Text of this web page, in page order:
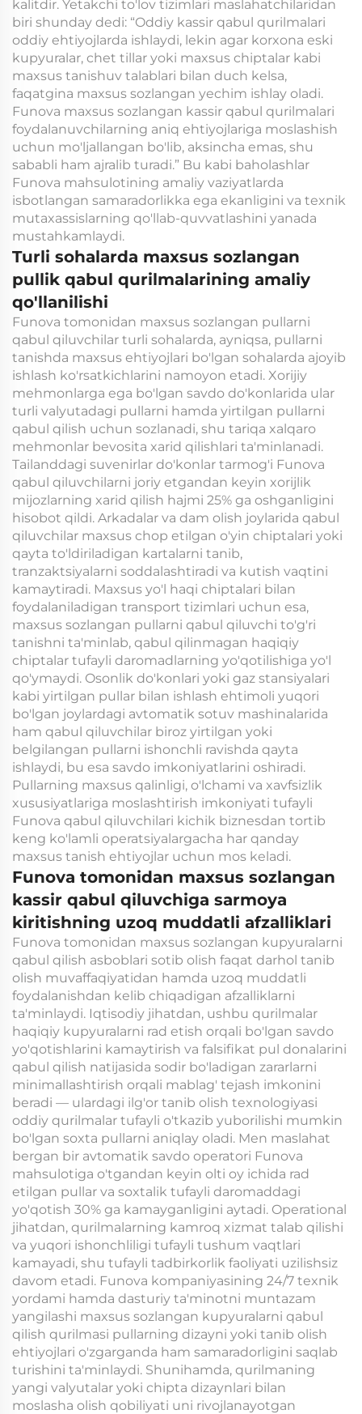
kalitdir. Yetakchi to'lov tizimlari maslahatchilaridan
biri shunday dedi: “Oddiy kassir qabul qurilmalari
oddiy ehtiyojlarda ishlaydi, lekin agar korxona eski
kupyuralar, chet tillar yoki maxsus chiptalar kabi
maxsus tanishuv talablari bilan duch kelsa,
faqatgina maxsus sozlangan yechim ishlay oladi.
Funova maxsus sozlangan kassir qabul qurilmalari
foydalanuvchilarning aniq ehtiyojlariga moslashish
uchun mo'ljallangan bo'lib, aksincha emas, shu
sababli ham ajralib turadi.” Bu kabi baholashlar
Funova mahsulotining amaliy vaziyatlarda
isbotlangan samaradorlikka ega ekanligini va texnik
mutaxassislarning qo'llab-quvvatlashini yanada
mustahkamlaydi.
Turli sohalarda maxsus sozlangan
pullik qabul qurilmalarining amaliy
qo'llanilishi
Funova tomonidan maxsus sozlangan pullarni
qabul qiluvchilar turli sohalarda, ayniqsa, pullarni
tanishda maxsus ehtiyojlari bo'lgan sohalarda ajoyib
ishlash ko'rsatkichlarini namoyon etadi. Xorijiy
mehmonlarga ega bo'lgan savdo do'konlarida ular
turli valyutadagi pullarni hamda yirtilgan pullarni
qabul qilish uchun sozlanadi, shu tariqa xalqaro
mehmonlar bevosita xarid qilishlari ta'minlanadi.
Tailanddagi suvenirlar do'konlar tarmog'i Funova
qabul qiluvchilarni joriy etgandan keyin xorijlik
mijozlarning xarid qilish hajmi 25% ga oshganligini
hisobot qildi. Arkadalar va dam olish joylarida qabul
qiluvchilar maxsus chop etilgan o'yin chiptalari yoki
qayta to'ldiriladigan kartalarni tanib,
tranzaktsiyalarni soddalashtiradi va kutish vaqtini
kamaytiradi. Maxsus yo'l haqi chiptalari bilan
foydalaniladigan transport tizimlari uchun esa,
maxsus sozlangan pullarni qabul qiluvchi to'g'ri
tanishni ta'minlab, qabul qilinmagan haqiqiy
chiptalar tufayli daromadlarning yo'qotilishiga yo'l
qo'ymaydi. Osonlik do'konlari yoki gaz stansiyalari
kabi yirtilgan pullar bilan ishlash ehtimoli yuqori
bo'lgan joylardagi avtomatik sotuv mashinalarida
ham qabul qiluvchilar biroz yirtilgan yoki
belgilangan pullarni ishonchli ravishda qayta
ishlaydi, bu esa savdo imkoniyatlarini oshiradi.
Pullarning maxsus qalinligi, o'lchami va xavfsizlik
xususiyatlariga moslashtirish imkoniyati tufayli
Funova qabul qiluvchilari kichik biznesdan tortib
keng ko'lamli operatsiyalargacha har qanday
maxsus tanish ehtiyojlar uchun mos keladi.
Funova tomonidan maxsus sozlangan
kassir qabul qiluvchiga sarmoya
kiritishning uzoq muddatli afzalliklari
Funova tomonidan maxsus sozlangan kupyuralarni
qabul qilish asboblari sotib olish faqat darhol tanib
olish muvaffaqiyatidan hamda uzoq muddatli
foydalanishdan kelib chiqadigan afzalliklarni
ta'minlaydi. Iqtisodiy jihatdan, ushbu qurilmalar
haqiqiy kupyuralarni rad etish orqali bo'lgan savdo
yo'qotishlarini kamaytirish va falsifikat pul donalarini
qabul qilish natijasida sodir bo'ladigan zararlarni
minimallashtirish orqali mablag' tejash imkonini
beradi — ulardagi ilg'or tanib olish texnologiyasi
oddiy qurilmalar tufayli o'tkazib yuborilishi mumkin
bo'lgan soxta pullarni aniqlay oladi. Men maslahat
bergan bir avtomatik savdo operatori Funova
mahsulotiga o'tgandan keyin olti oy ichida rad
etilgan pullar va soxtalik tufayli daromaddagi
yo'qotish 30% ga kamayganligini aytadi. Operational
jihatdan, qurilmalarning kamroq xizmat talab qilishi
va yuqori ishonchliligi tufayli tushum vaqtlari
kamayadi, shu tufayli tadbirkorlik faoliyati uzilishsiz
davom etadi. Funova kompaniyasining 24/7 texnik
yordami hamda dasturiy ta'minotni muntazam
yangilashi maxsus sozlangan kupyuralarni qabul
qilish qurilmasi pullarning dizayni yoki tanib olish
ehtiyojlari o'zgarganda ham samaradorligini saqlab
turishini ta'minlaydi. Shunihamda, qurilmaning
yangi valyutalar yoki chipta dizaynlari bilan
moslasha olish qobiliyati uni rivojlanayotgan